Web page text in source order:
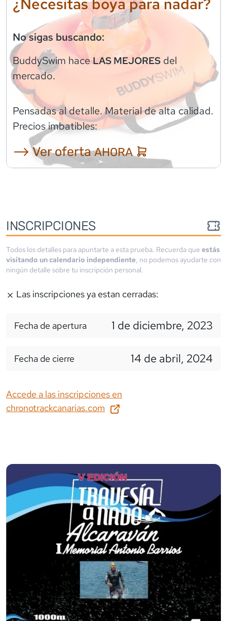
¿Necesitas boya para nadar?
No sigas buscando:
BuddySwim haceLAS MEJORES del
mercado.
Pensadas al detalle. Material de alta calidad.
Precios imbatibles:
⟶ Ver ofertaAHORA
INSCRIPCIONES
Todos los detalles para apuntarte a esta prueba. Recuerda que estás
visitando un calendario independiente, no podemos ayudarte con
ningún detalle sobre tu inscripción personal.
Las inscripciones ya estan cerradas:
Fecha de apertura 1 de diciembre, 2023
Fecha de cierre 14 de abril, 2024
Accede a las inscripciones en
chronotrackcanarias.com